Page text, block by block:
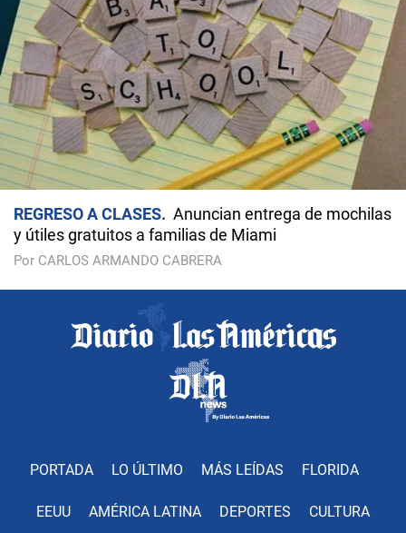
REGRESO A CLASES
Anuncian entrega de mochilas
y útiles gratuitos a familias de Miami
Por CARLOS ARMANDO CABRERA
PORTADA LO ÚLTIMO MÁS LEÍDAS FLORIDA
EEUU AMÉRICA LATINA DEPORTES CULTURA